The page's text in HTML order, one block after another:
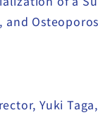
and
Yuki